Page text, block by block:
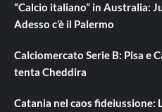
“Calcio italiano” in Australia:
Adesso c’è il Palermo
Calciomercato Serie B: Pisa e
tenta Cheddira
Catania nel caos fideiussione: